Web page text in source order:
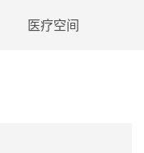
医疗空间